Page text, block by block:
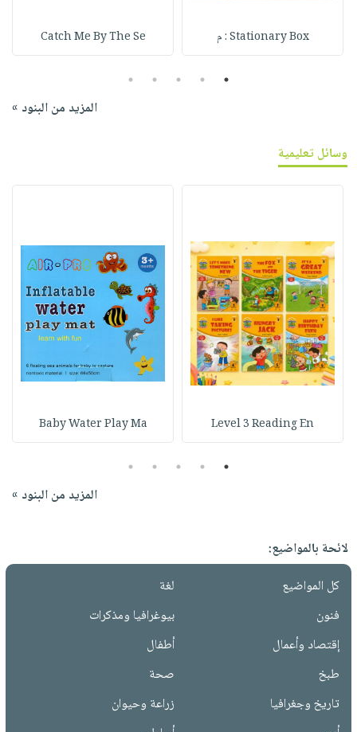
Stationary Box : م Catch Me By The Se
1
2
3
4
5
المزيد من البنود »
وسائل تعليمية
Level 3 Reading En
Baby Water Play Ma
1
2
3
4
5
المزيد من البنود »
لائحة بالمواضيع:
كل المواضيع
لغة
فنون
بيوغرافيا ومذكرات
إقتصاد وأعمال
أطفال
طبخ
صحة
تاريخ وجغرافيا
زراعة وحيوان